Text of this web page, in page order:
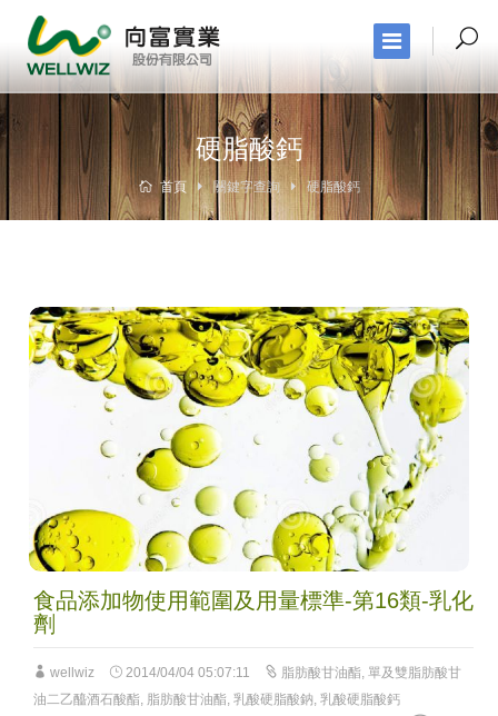
硬脂酸鈣
首頁 關鍵字查詢 硬脂酸鈣
食品添加物使用範圍及用量標準-第16類-乳化
劑
wellwiz 2014/04/04 05:07:11 脂肪酸甘油酯 單及雙脂肪酸甘
油二乙醯酒石酸酯 脂肪酸甘油酯 乳酸硬脂酸鈉 乳酸硬脂酸鈣